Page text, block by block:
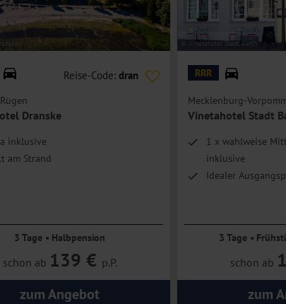
eine Schlafmöglichkeit für eine Person.
Reise-Code: dran
Dranske
inklusive
am Strand
3 Tage • Halbpension
schon ab 139 € p.P.
zum Angebot
© Vinetahotel Stadt Barth
RRR
Mecklenburg-
Vinetahotel Stadt
1 x wahlweise
inklusive
Idealer
3 Tage •
schon ab
zum